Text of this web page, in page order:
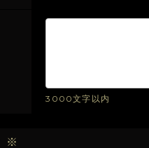
3000文字以内
※